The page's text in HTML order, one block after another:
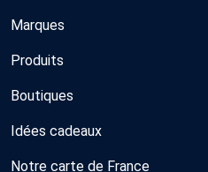
Marques
Produits
Boutiques
Idées cadeaux
Notre carte de France